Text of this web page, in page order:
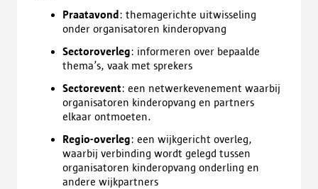
Praatavond : themagerichte uitwisseling
onder organisatoren kinderopvang
Sectoroverleg: informeren over bepaalde
thema’s, vaak met sprekers
Sectorevent: een netwerkevenement waarbij
organisatoren kinderopvang en partners
elkaar ontmoeten.
Regio-overleg: een wijkgericht overleg,
waarbij verbinding wordt gelegd tussen
organisatoren kinderopvang onderling en
andere wijkpartners